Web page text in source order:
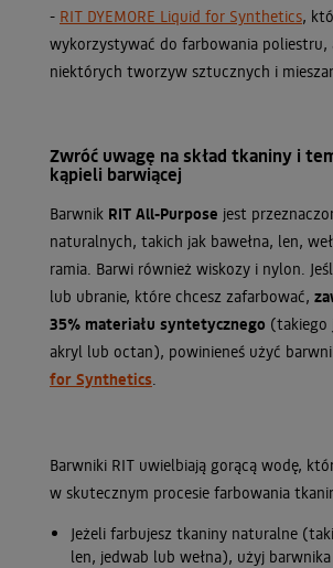
- RIT DYEMORE Liquid for Synthetics,
wykorzystywać do farbowania poliestru,
niektórych tworzyw sztucznych i
Zwróć uwagę na skład tkaniny i
kąpieli barwiącej
Barwnik RIT All-Purpose jest
naturalnych, takich jak bawełna, len,
ramia. Barwi również wiskozy i nylon.
lub ubranie, które chcesz zafarbować,
35% materiału syntetycznego (takiego
akryl lub octan), powinieneś użyć
for Synthetics
Barwniki RIT uwielbiają gorącą wodę,
w skutecznym procesie farbowania
Jeżeli farbujesz tkaniny naturalne
len, jedwab lub wełna), użyj